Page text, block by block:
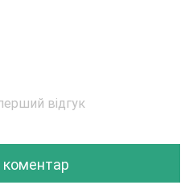
відгук